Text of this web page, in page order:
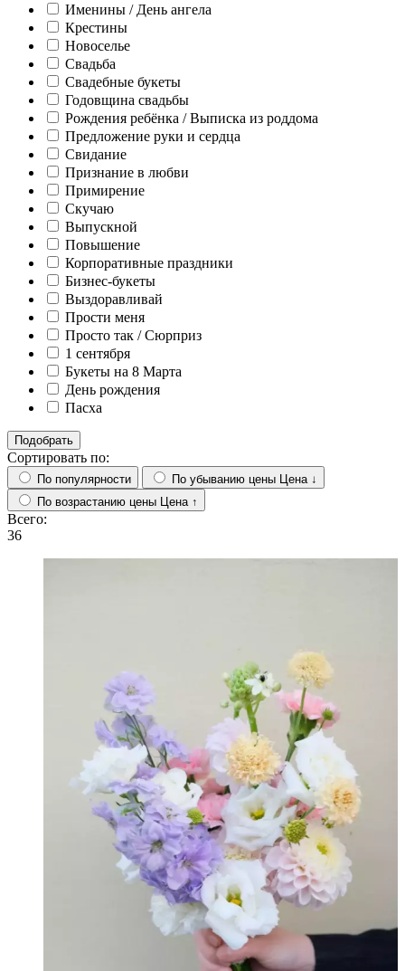
Именины / День ангела
Крестины
Новоселье
Свадьба
Свадебные букеты
Годовщина свадьбы
Рождения ребёнка / Выписка из роддома
Предложение руки и сердца
Свидание
Признание в любви
Примирение
Скучаю
Выпускной
Повышение
Корпоративные праздники
Бизнес-букеты
Выздоравливай
Прости меня
Просто так / Сюрприз
1 сентября
Букеты на 8 Марта
День рождения
Пасха
Подобрать
Сортировать по:
По популярности По убыванию цены
Цена ↓
По возрастанию цены
Цена ↑
Всего:
36